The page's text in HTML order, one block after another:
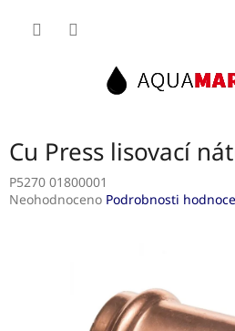
Cu Press lisovací
P5270 01800001
Průměrné
Neohodnoceno Podrobnosti